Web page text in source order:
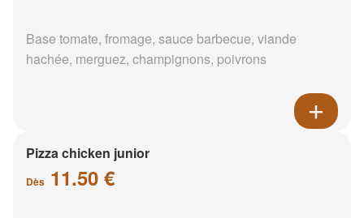
Base tomate, fromage, sauce barbecue, viande
hachée, merguez, champignons, poivrons
Pizza chicken junior
Dès 11.50 €